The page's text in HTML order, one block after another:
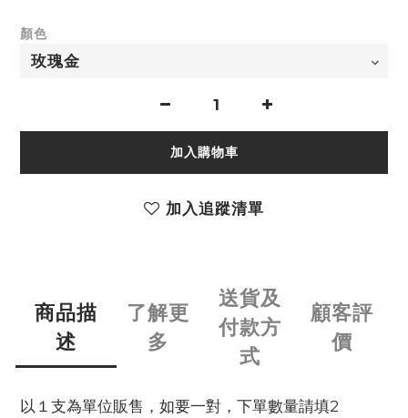
顏色
加入購物車
加入追蹤清單
商品描
述
了解更
多
送貨及
付款方
式
顧客評
價
以１支為單位販售，如要一對，下單數量請填2